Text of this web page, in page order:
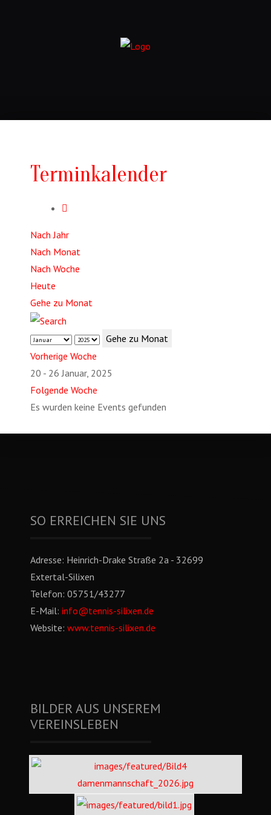
Terminkalender
Nach Jahr
Nach Monat
Nach Woche
Heute
Gehe zu Monat
Gehe zu Monat
Vorherige Woche
20 - 26 Januar, 2025
Folgende Woche
Es wurden keine Events gefunden
SO ERREICHEN SIE UNS
Adresse: Heinrich-Drake Straße 2a - 32699
Extertal-Silixen
Telefon: 05751/43277
E-Mail: info@tennis-silixen.de
Website: www.tennis-silixen.de
BILDER AUS UNSEREM
VEREINSLEBEN